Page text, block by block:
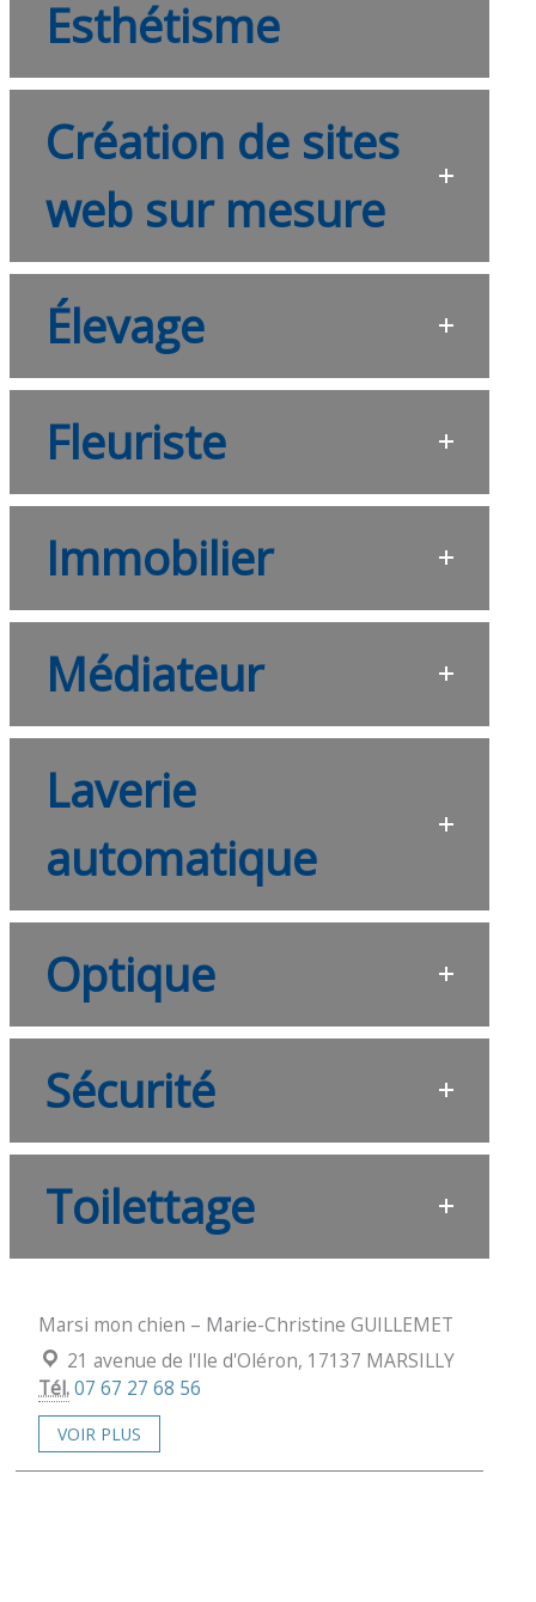
Esthétisme
Création de sites
web sur mesure
Élevage
Fleuriste
Immobilier
Médiateur
Laverie
automatique
Optique
Sécurité
Toilettage
Marsi mon chien – Marie-Christine GUILLEMET
Localisation :
21 avenue de l'Ile d'Oléron, 17137 MARSILLY
Tél.07 67 27 68 56
VOIR PLUS